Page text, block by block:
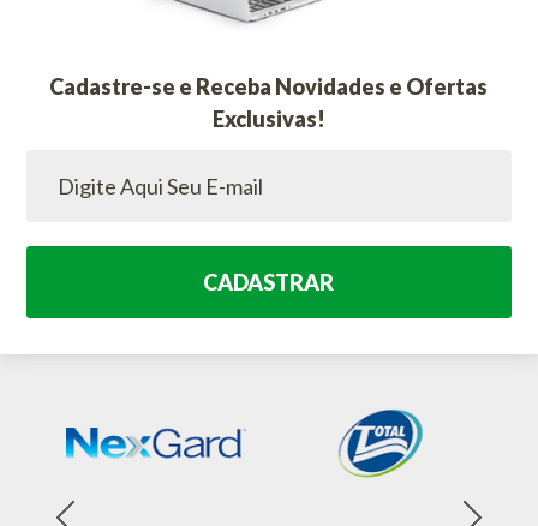
Cadastre-se e Receba Novidades e Ofertas
Exclusivas!
CADASTRAR